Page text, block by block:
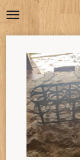
Ga
direct
hoofdinhoud